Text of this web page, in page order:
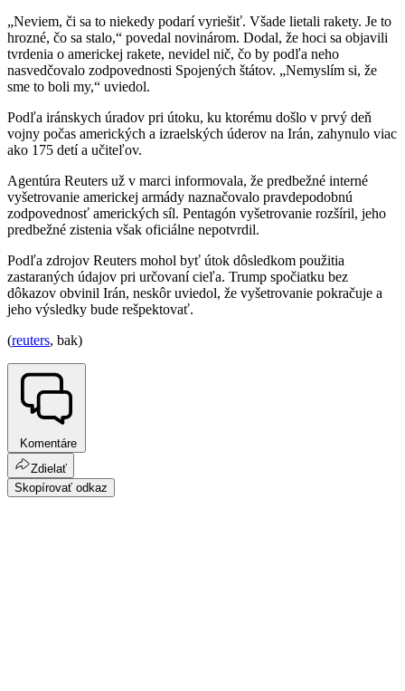
„Neviem, či sa to niekedy podarí vyriešiť. Všade lietali rakety. Je to
hrozné, čo sa stalo,“ povedal novinárom. Dodal, že hoci sa objavili
tvrdenia o americkej rakete, nevidel nič, čo by podľa neho
nasvedčovalo zodpovednosti Spojených štátov. „Nemyslím si, že
sme to boli my,“ uviedol.
Podľa iránskych úradov pri útoku, ku ktorému došlo v prvý deň
vojny počas amerických a izraelských úderov na Irán, zahynulo viac
ako 175 detí a učiteľov.
Agentúra Reuters už v marci informovala, že predbežné interné
vyšetrovanie americkej armády naznačovalo pravdepodobnú
zodpovednosť amerických síl. Pentagón vyšetrovanie rozšíril, jeho
predbežné zistenia však oficiálne nepotvrdil.
Podľa zdrojov Reuters mohol byť útok dôsledkom použitia
zastaraných údajov pri určovaní cieľa. Trump spočiatku bez
dôkazov obvinil Irán, neskôr uviedol, že vyšetrovanie pokračuje a
jeho výsledky bude rešpektovať.
(reuters, bak)
Komentáre
Zdielať
Skopírovať odkaz